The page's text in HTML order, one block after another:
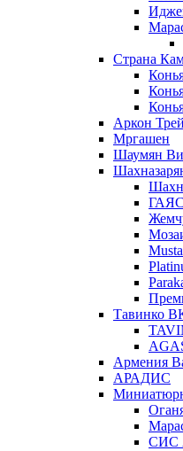
Страна
Аркон
Мргашен
Шаумян
Тавинко
Армения
АРАДИС
СИС